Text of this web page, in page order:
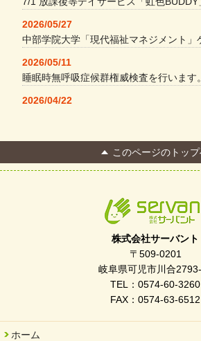
2026/05/27
中部学院大学「現代福祉マネジメント」
2026/05/11
睡眠時無呼吸症候群権威検査を行います。
2026/04/22
FC Bombonera 岐阜県No.1
令和7年度 岐阜県スポーツ賞「FC
岐阜県「働いてもらい方改革」優良事例
このページのトッ
株式会社サーバント
〒509-0201
岐阜県可児市川合
TEL：0574-60-3260
FAX：0574-63-6512
ホーム